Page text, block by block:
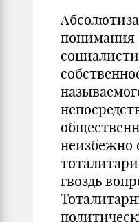
понимания
неизбежно
гвоздь